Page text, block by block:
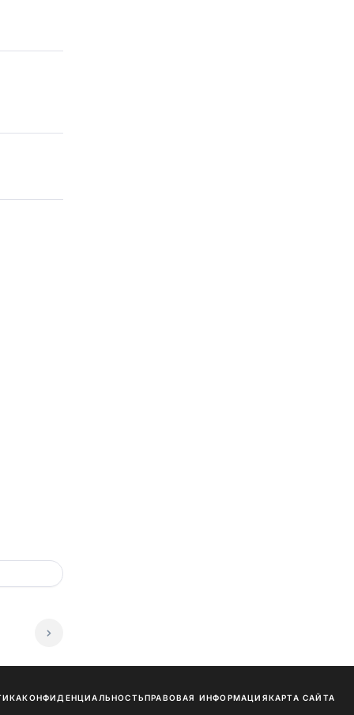
КОНФИДЕНЦИАЛЬНОСТЬПРАВОВАЯ ИНФОРМАЦИЯКАРТА САЙТА